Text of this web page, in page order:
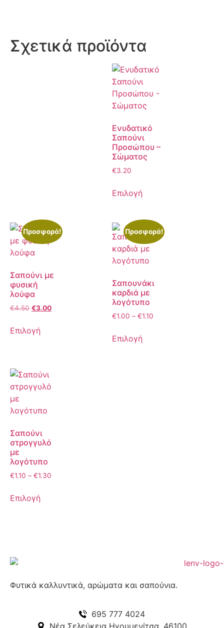
Σχετικά προϊόντα
Ενυδατικό
Σαπούνι
Προσώπου –
Σώματος
€3.20
Επιλογή
Προσφορά!
Σαπούνι με
φυσική
λούφα
€4.50 €3.00
Επιλογή
Προσφορά!
Σαπουνάκι
καρδιά με
λογότυπο
€1.00 – €1.10
Επιλογή
Σαπούνι
στρογγυλό
με
λογότυπο
€1.10 – €1.30
Επιλογή
Φυτικά καλλυντικά, αρώματα και σαπούνια.
695 777 4024
Νέα Σελεύκεια Ηγουμενίτσα, 46100